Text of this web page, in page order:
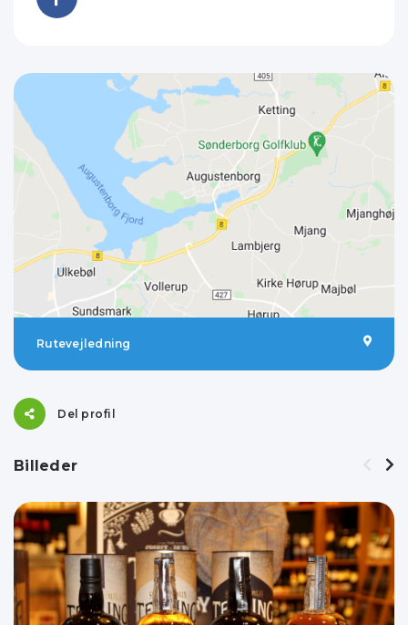
Rutevejledning
Del profil
Billeder